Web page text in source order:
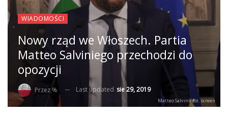
WIADOMOŚCI
Nowy rząd we Włoszech. Partia
Matteo Salviniego przechodzi do
opozycji
Przez % Last updated sie 29, 2019
Matteo Salvini/ fot. screen